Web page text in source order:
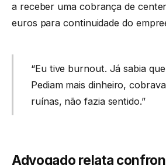
a receber uma cobrança de
euros para continuidade do
“Eu tive burnout. Já sabia
Pediam mais dinheiro,
ruínas, não fazia sentido.”
Advogado relata